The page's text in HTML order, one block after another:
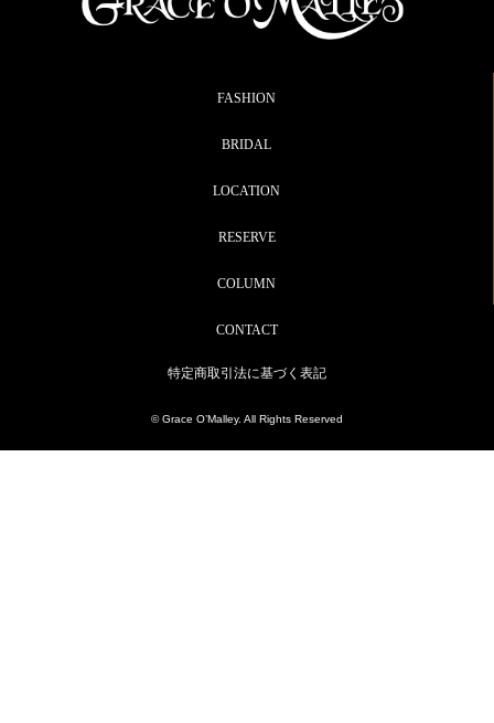
FASHION
BRIDAL
LOCATION
RESERVE
COLUMN
CONTACT
特定商取引法に基づく表記
© Grace O’Malley. All Rights Reserved